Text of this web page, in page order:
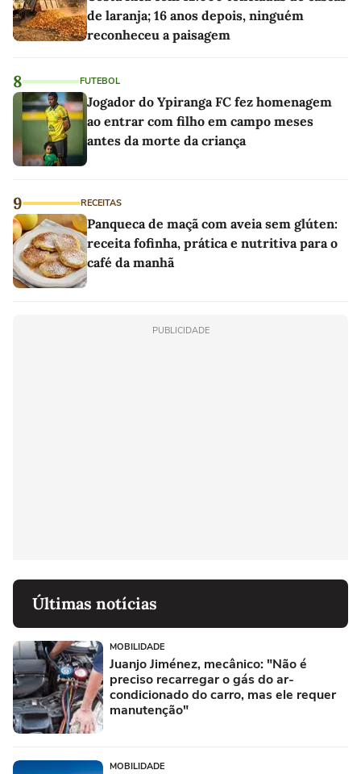
de laranja; 16 anos depois, ninguém
reconheceu a paisagem
8 FUTEBOL
Jogador do Ypiranga FC fez homenagem
ao entrar com filho em campo meses
antes da morte da criança
9 RECEITAS
Panqueca de maçã com aveia sem glúten:
receita fofinha, prática e nutritiva para o
café da manhã
PUBLICIDADE
Últimas notícias
MOBILIDADE
Juanjo Jiménez, mecânico: "Não é
preciso recarregar o gás do ar-
condicionado do carro, mas ele requer
manutenção"
MOBILIDADE